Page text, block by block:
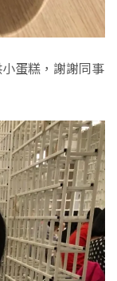
蛋糕，謝謝同事